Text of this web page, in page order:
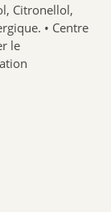
Citronellol,
• Centre
le